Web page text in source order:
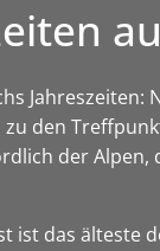
den
der
das älteste